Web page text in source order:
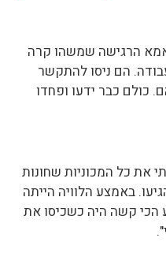
הרגישה שמשהו קרה
הם ניסו להתקשר
כולם כבר ידעו ופחדו
את כל המכוניות שחונות
באמצע הלוויה הייתה
קשה היה כשכיסו את